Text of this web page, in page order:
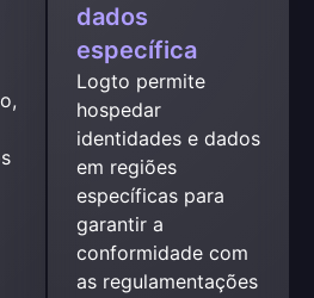
dados
específica
Logto permite
hospedar
identidades e dados
em regiões
específicas para
garantir a
conformidade com
as regulamentações